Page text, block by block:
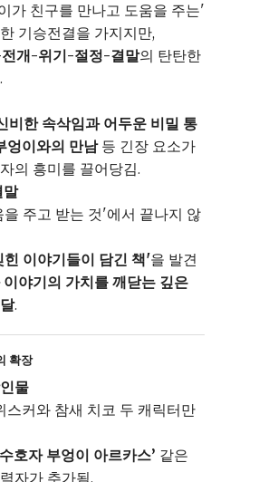
가 친구를 만나고 도움을 주는'
기승전결을 가지지만,
개-위기-절정-결말의 탄탄한
비한 속삭임과 어두운 비밀 통
엉이와의 만남등 긴장 요소가
의 흥미를 끌어당김.
말
주고 받는 것'에서 끝나지 않
힌 이야기들이 담긴 책'을 발견
이야기의 가치를 깨닫는 깊은
.
확장
물
스커와 참새 치코 두 캐릭터만
수호자 부엉이 아르카스’ 같은
자가 추가됨.